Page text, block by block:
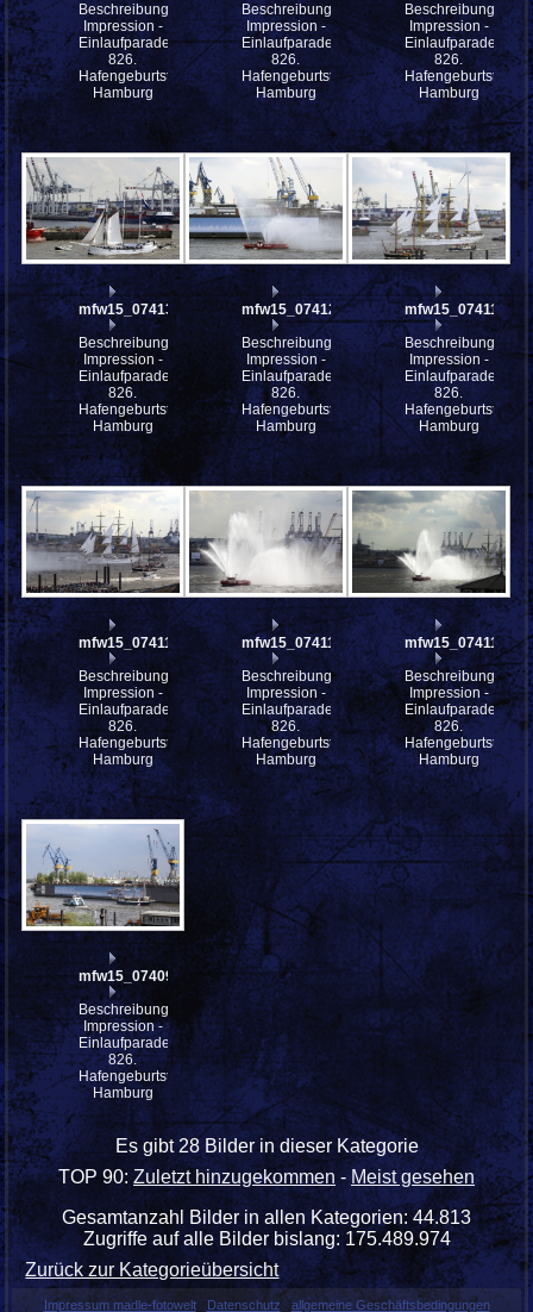
Beschreibung:
Impression -
Einlaufparade
826.
Hafengeburtstag
Hamburg
Beschreibung:
Impression -
Einlaufparade
826.
Hafengeburtstag
Hamburg
Beschreibung:
Impression -
Einlaufparade
826.
Hafengeburtstag
Hamburg
mfw15_074135
Beschreibung:
Impression -
Einlaufparade
826.
Hafengeburtstag
Hamburg
mfw15_074121
Beschreibung:
Impression -
Einlaufparade
826.
Hafengeburtstag
Hamburg
mfw15_074119
Beschreibung:
Impression -
Einlaufparade
826.
Hafengeburtstag
Hamburg
mfw15_074118
Beschreibung:
Impression -
Einlaufparade
826.
Hafengeburtstag
Hamburg
mfw15_074113
Beschreibung:
Impression -
Einlaufparade
826.
Hafengeburtstag
Hamburg
mfw15_074112
Beschreibung:
Impression -
Einlaufparade
826.
Hafengeburtstag
Hamburg
mfw15_074095
Beschreibung:
Impression -
Einlaufparade
826.
Hafengeburtstag
Hamburg
Es gibt 28 Bilder in dieser Kategorie
TOP 90: Zuletzt hinzugekommen - Meist gesehen
Gesamtanzahl Bilder in allen Kategorien: 44.813
Zugriffe auf alle Bilder bislang: 175.489.974
Zurück zur Kategorieübersicht
Impressum madle-fotowelt Datenschutz allgemeine Geschäftsbedingungen